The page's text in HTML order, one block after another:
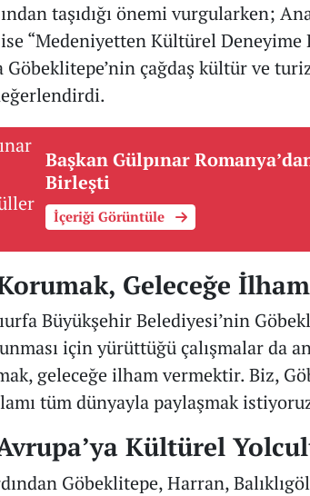
taşıdığı önemi vurgularken;
ise “Medeniyetten Kültürel Deneyime
Göbeklitepe’nin çağdaş kültür ve
Başkan Gülpınar
Birleşti
İçeriği Görüntüle
Geleceğe
Büyükşehir Belediyesi’nin
için yürüttüğü çalışmalar da
geleceğe ilham vermektir. Biz,
tüm dünyayla paylaşmak
Kültürel
Göbeklitepe, Harran,